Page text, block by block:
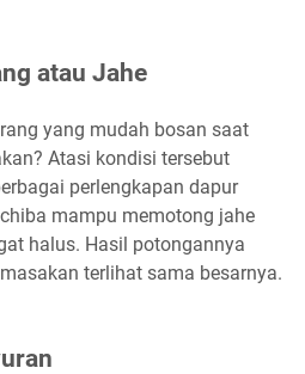
atau Jahe
yang mudah bosan saat
Atasi kondisi tersebut
perlengkapan dapur
mampu memotong jahe
halus. Hasil potongannya
terlihat sama besarnya.